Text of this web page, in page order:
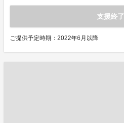
支援終了
ご提供予定時期：2022年6月以降